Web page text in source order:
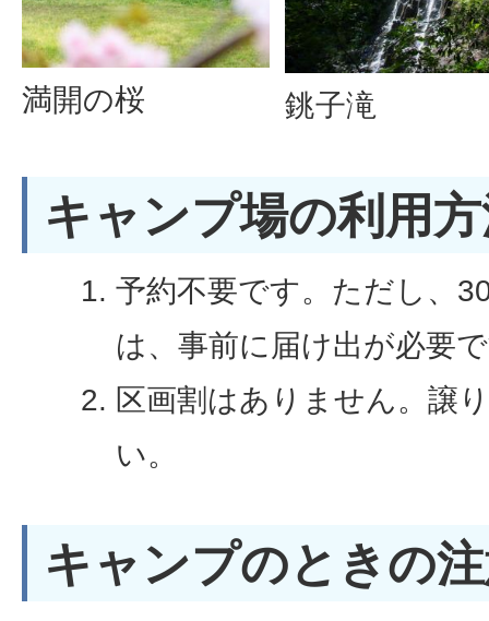
満開の桜 銚子滝
キャンプ場の利用
予約不要です。ただし、
は、事前に届け出が必要
区画割はありません。譲
い。
キャンプのときの